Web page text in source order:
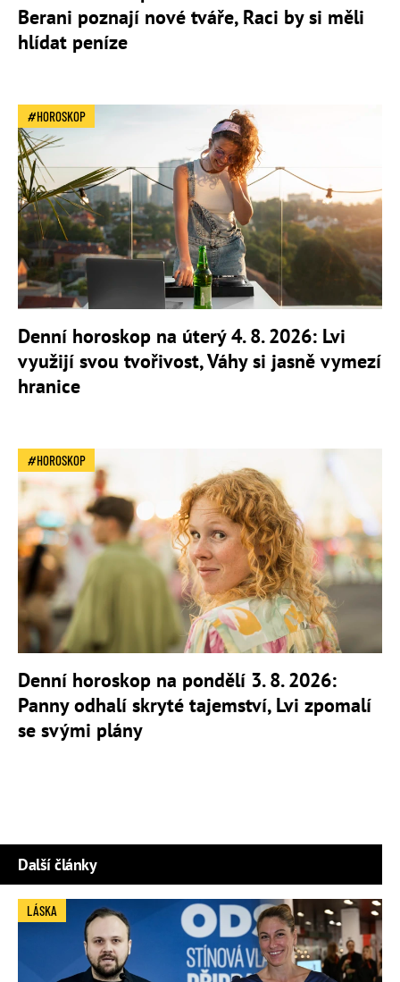
Berani poznají nové tváře, Raci by si měli
hlídat peníze
HOROSKOP
Denní horoskop na úterý 4. 8. 2026: Lvi
využijí svou tvořivost, Váhy si jasně vymezí
hranice
HOROSKOP
Denní horoskop na pondělí 3. 8. 2026:
Panny odhalí skryté tajemství, Lvi zpomalí
se svými plány
Další články
LÁSKA